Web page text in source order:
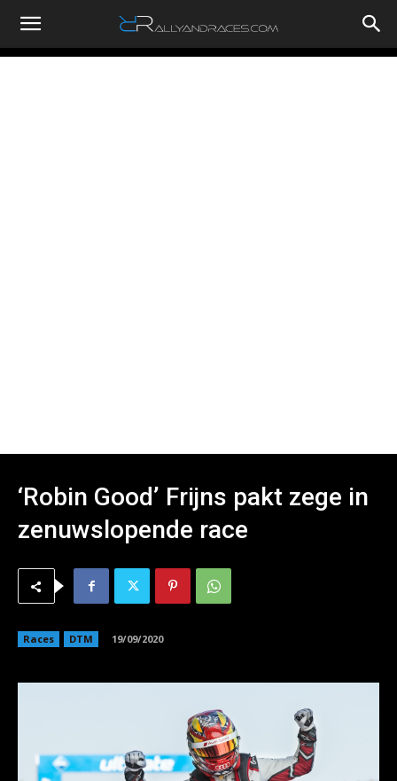
RallyandRaces.com
‘Robin Good’ Frijns pakt zege in
zenuwslopende race
Races DTM 19/09/2020